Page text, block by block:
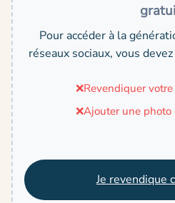
Pour accéder à la
réseaux sociaux, vous
❌Revendiquer
❌Ajouter une photo
Je revendique